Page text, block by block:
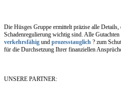
Die Hüsges Gruppe ermittelt präzise alle
Schadenregulierung wichtig sind. Alle
verkehrsfähig und prozesstauglich ? zum
für die Durchsetzung Ihrer finanziellen
UNSERE PARTNER: